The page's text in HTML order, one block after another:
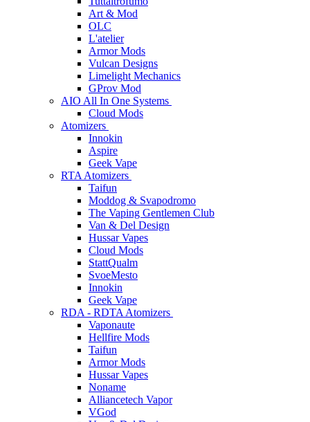
Art & Mod
OLC
L'atelier
Armor Mods
Vulcan Designs
Limelight Mechanics
GProv Mod
AIO All In One Systems
Cloud Mods
Atomizers
Innokin
Aspire
Geek Vape
RTA Atomizers
Taifun
Moddog & Svapodromo
The Vaping Gentlemen Club
Van & Del Design
Hussar Vapes
Cloud Mods
StattQualm
SvoeMesto
Innokin
Geek Vape
RDA - RDTA Atomizers
Vaponaute
Hellfire Mods
Taifun
Armor Mods
Hussar Vapes
Noname
Alliancetech Vapor
VGod